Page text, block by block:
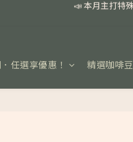
📣 本月主打特
任選享優惠！ 精選咖啡豆